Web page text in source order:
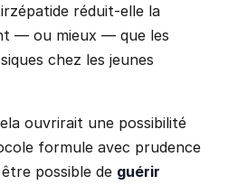
réduit-elle la
— ou mieux — que les
chez les jeunes
ouvrirait une possibilité
formule avec prudence
possible de guérir